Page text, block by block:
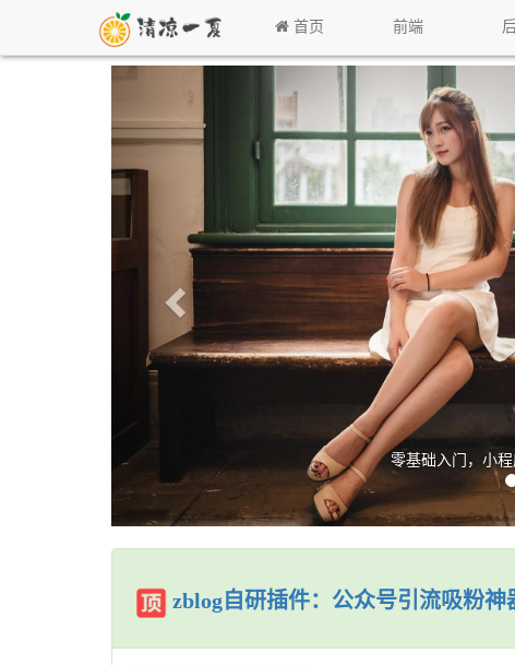
首页 前端
零基础入门，小
zblog自研插件：公众号引流吸粉神